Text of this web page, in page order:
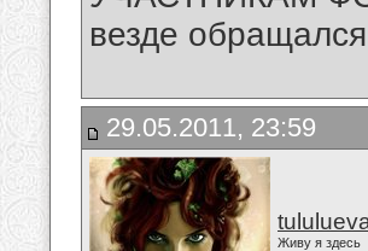
везде
29.05.2011, 23:59
Живу я здесь